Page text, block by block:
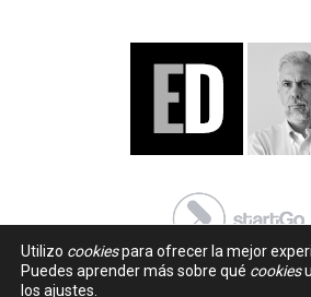
Utilizo cookiespara ofrecer la mejor
Puedes aprender más sobre qué cookies
los ajustes.